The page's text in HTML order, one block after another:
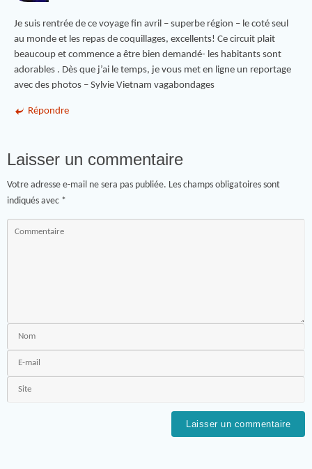
Je suis rentrée de ce voyage fin avril – superbe région – le coté seul
au monde et les repas de coquillages, excellents! Ce circuit plait
beaucoup et commence a être bien demandé- les habitants sont
adorables . Dès que j’ai le temps, je vous met en ligne un reportage
avec des photos – Sylvie Vietnam vagabondages
Répondre
Laisser un commentaire
Votre adresse e-mail ne sera pas publiée. Les champs obligatoires sont
indiqués avec *